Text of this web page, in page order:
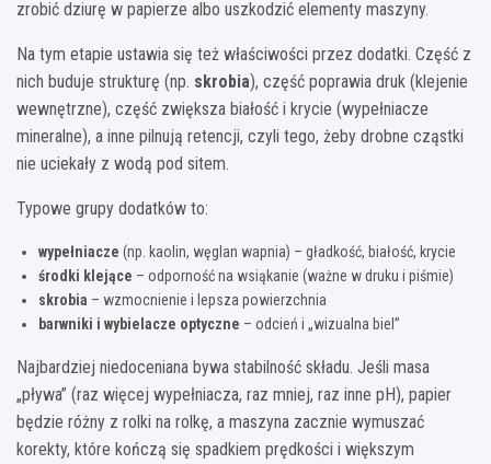
zrobić dziurę w papierze albo uszkodzić elementy maszyny.
Na tym etapie ustawia się też właściwości przez dodatki. Część z
nich buduje strukturę (np. skrobia), część poprawia druk (klejenie
wewnętrzne), część zwiększa białość i krycie (wypełniacze
mineralne), a inne pilnują retencji, czyli tego, żeby drobne cząstki
nie uciekały z wodą pod sitem.
Typowe grupy dodatków to:
wypełniacze (np. kaolin, węglan wapnia) – gładkość, białość, krycie
środki klejące – odporność na wsiąkanie (ważne w druku i piśmie)
skrobia – wzmocnienie i lepsza powierzchnia
barwniki i wybielacze optyczne – odcień i „wizualna biel”
Najbardziej niedoceniana bywa stabilność składu. Jeśli masa
„pływa” (raz więcej wypełniacza, raz mniej, raz inne pH), papier
będzie różny z rolki na rolkę, a maszyna zacznie wymuszać
korekty, które kończą się spadkiem prędkości i większym